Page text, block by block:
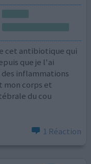
cet antibiotique qui
que je l'ai
inflammations
mon corps et
du cou
1 Réaction